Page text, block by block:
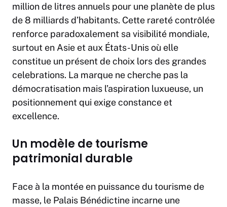
million de litres annuels pour une planète de plus
de 8 milliards d’habitants. Cette rareté contrôlée
renforce paradoxalement sa visibilité mondiale,
surtout en Asie et aux États-Unis où elle
constitue un présent de choix lors des grandes
celebrations. La marque ne cherche pas la
démocratisation mais l’aspiration luxueuse, un
positionnement qui exige constance et
excellence.
Un modèle de tourisme
patrimonial durable
Face à la montée en puissance du tourisme de
masse, le Palais Bénédictine incarne une